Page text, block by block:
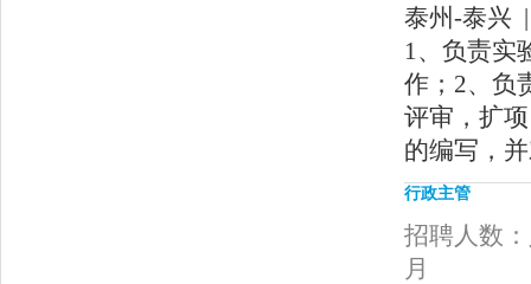
泰州-泰兴
1、负责实
作；2、负
评审，扩
的编写，
行政主管
招聘人数
月